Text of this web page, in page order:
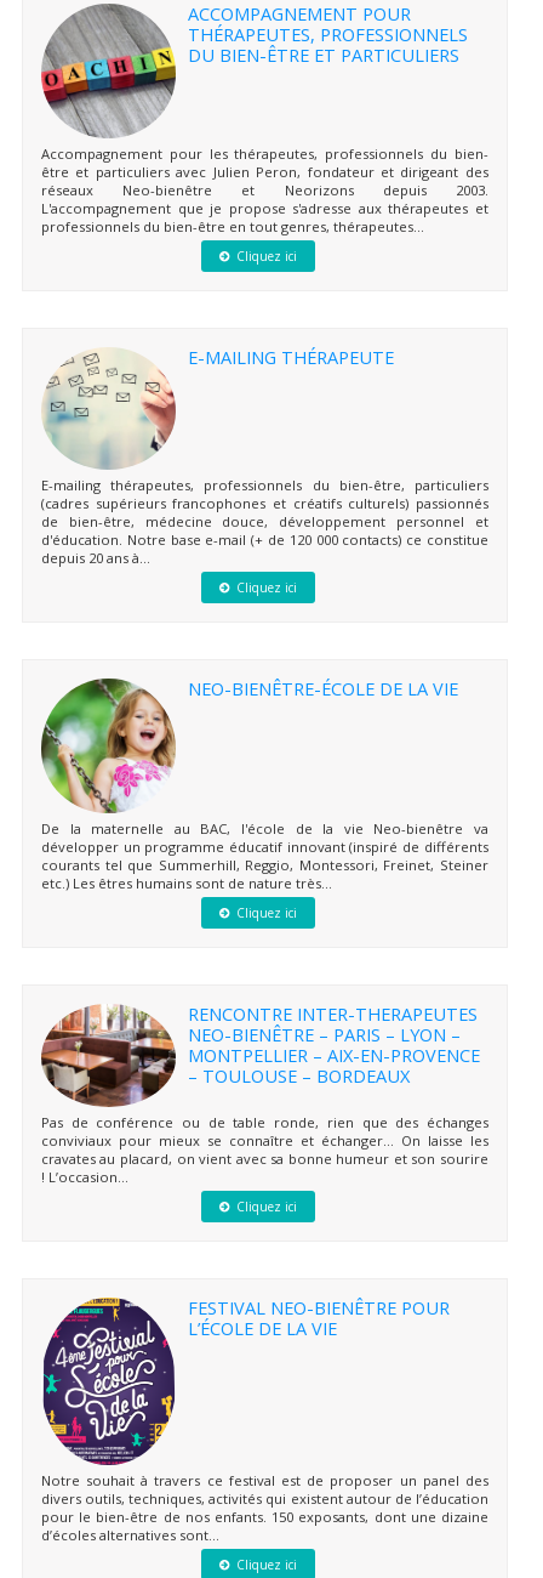
ACCOMPAGNEMENT POUR
THÉRAPEUTES, PROFESSIONNELS
DU BIEN-ÊTRE ET PARTICULIERS
Accompagnement pour les thérapeutes, professionnels du bien-
être et particuliers avec Julien Peron, fondateur et dirigeant des
réseaux Neo-bienêtre et Neorizons depuis 2003.
L'accompagnement que je propose s'adresse aux thérapeutes et
professionnels du bien-être en tout genres, thérapeutes...
Cliquez ici
E-MAILING THÉRAPEUTE
E-mailing thérapeutes, professionnels du bien-être, particuliers
(cadres supérieurs francophones et créatifs culturels) passionnés
de bien-être, médecine douce, développement personnel et
d'éducation. Notre base e-mail (+ de 120 000 contacts) ce constitue
depuis 20 ans à...
Cliquez ici
NEO-BIENÊTRE-ÉCOLE DE LA VIE
De la maternelle au BAC, l'école de la vie Neo-bienêtre va
développer un programme éducatif innovant (inspiré de différents
courants tel que Summerhill, Reggio, Montessori, Freinet, Steiner
etc.) Les êtres humains sont de nature très...
Cliquez ici
RENCONTRE INTER-THERAPEUTES
NEO-BIENÊTRE – PARIS – LYON –
MONTPELLIER – AIX-EN-PROVENCE
– TOULOUSE – BORDEAUX
Pas de conférence ou de table ronde, rien que des échanges
conviviaux pour mieux se connaître et échanger… On laisse les
cravates au placard, on vient avec sa bonne humeur et son sourire
! L’occasion...
Cliquez ici
FESTIVAL NEO-BIENÊTRE POUR
L’ÉCOLE DE LA VIE
Notre souhait à travers ce festival est de proposer un panel des
divers outils, techniques, activités qui existent autour de l’éducation
pour le bien-être de nos enfants. 150 exposants, dont une dizaine
d’écoles alternatives sont...
Cliquez ici